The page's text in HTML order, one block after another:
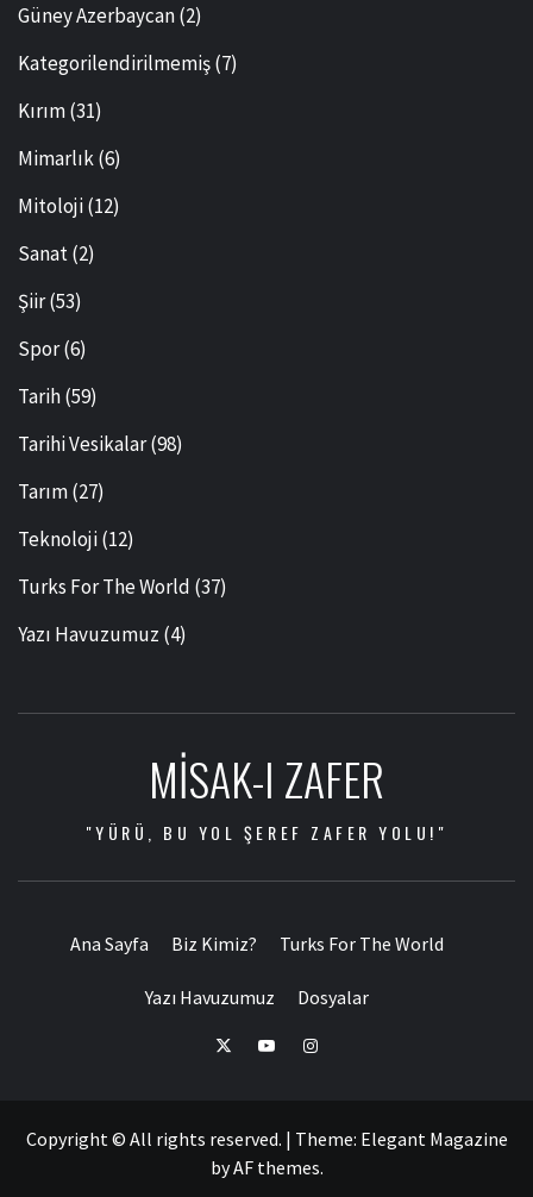
Güney Azerbaycan(2)
Kategorilendirilmemiş(7)
Kırım(31)
Mimarlık(6)
Mitoloji(12)
Sanat(2)
Şiir(53)
Spor(6)
Tarih(59)
Tarihi Vesikalar(98)
Tarım(27)
Teknoloji(12)
Turks For The World (37)
Yazı Havuzumuz (4)
MISAK-I ZAFER
"YÜRÜ, BU YOL ŞEREF ZAFER YOLU!"
Ana Sayfa Biz Kimiz? Turks For The World
Yazı Havuzumuz Dosyalar
Copyright © All rights reserved. | Theme: Elegant Magazine
byAF themes.